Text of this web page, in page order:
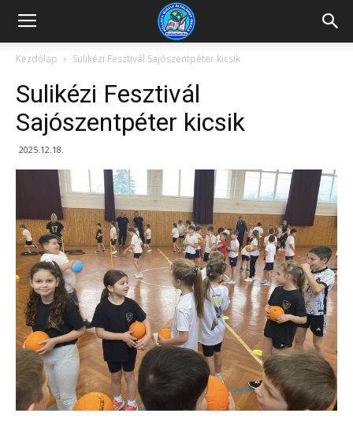
Kazincbarcikai
Pollack
Mihály
Általános
Iskola
Kezdőlap Sulikézi Fesztivál Sajószentpéter kicsik
Sulikézi Fesztivál
Sajószentpéter kicsik
2025.12.18.